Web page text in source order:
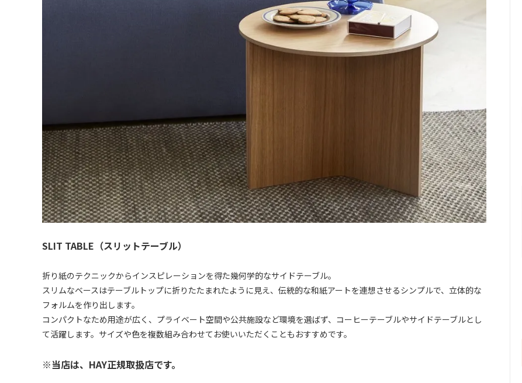
SLIT TABLE（スリットテーブル）
折り紙のテクニックからインスピレーションを得た幾何学的なサイドテーブル。
スリムなベースはテーブルトップに折りたたまれたように見え、伝統的な和紙アートを連想させるシンプルで、立体的な
フォルムを作り出します。
コンパクトなため用途が広く、プライベート空間や公共施設など環境を選ばず、コーヒーテーブルやサイドテーブルとし
て活躍します。サイズや色を複数組み合わせてお使いいただくこともおすすめです。
※当店は、HAY正規取扱店です。